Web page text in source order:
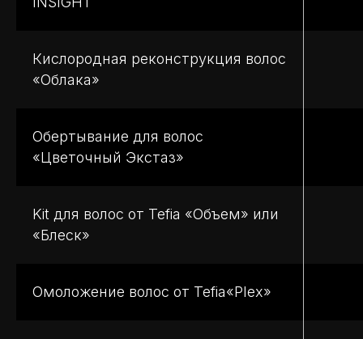
Кислородная реконструкция волос
«Облака»
Обертывание для волос
«Цветочный Экстаз»
Kit для волос от Tefia «Объем» или
«Блеск»
Омоложение волос от Tefia«Plex»